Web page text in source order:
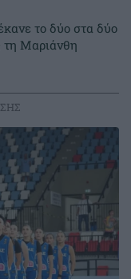
το δύο στα δύο
τη Μαριάνθη